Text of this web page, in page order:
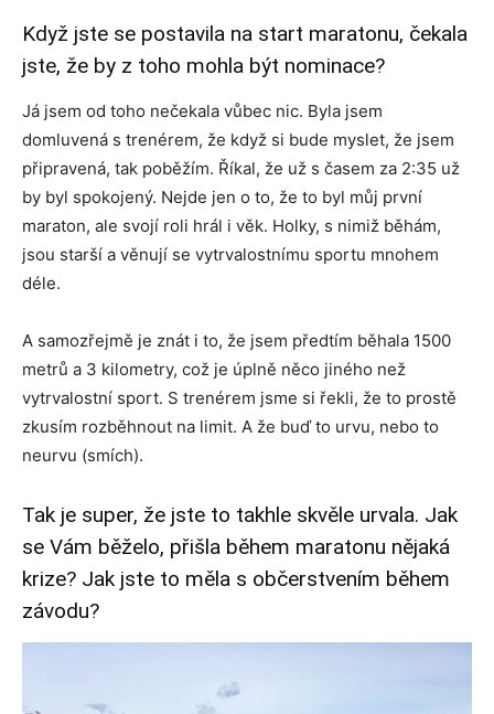
Když jste se postavila na start maratonu, čekala
jste, že by z toho mohla být nominace?
Já jsem od toho nečekala vůbec nic. Byla jsem
domluvená s trenérem, že když si bude myslet, že jsem
připravená, tak poběžím. Říkal, že už s časem za 2:35 už
by byl spokojený. Nejde jen o to, že to byl můj první
maraton, ale svojí roli hrál i věk. Holky, s nimiž běhám,
jsou starší a věnují se vytrvalostnímu sportu mnohem
déle.
A samozřejmě je znát i to, že jsem předtím běhala 1500
metrů a 3 kilometry, což je úplně něco jiného než
vytrvalostní sport. S trenérem jsme si řekli, že to prostě
zkusím rozběhnout na limit. A že buď to urvu, nebo to
neurvu (smích).
Tak je super, že jste to takhle skvěle urvala. Jak
se Vám běželo, přišla během maratonu nějaká
krize? Jak jste to měla s občerstvením během
závodu?